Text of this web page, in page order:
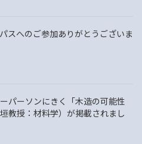
スへのご参加ありがとうございま
パーソンにきく「木造の可能性
教授：材料学）が掲載されまし